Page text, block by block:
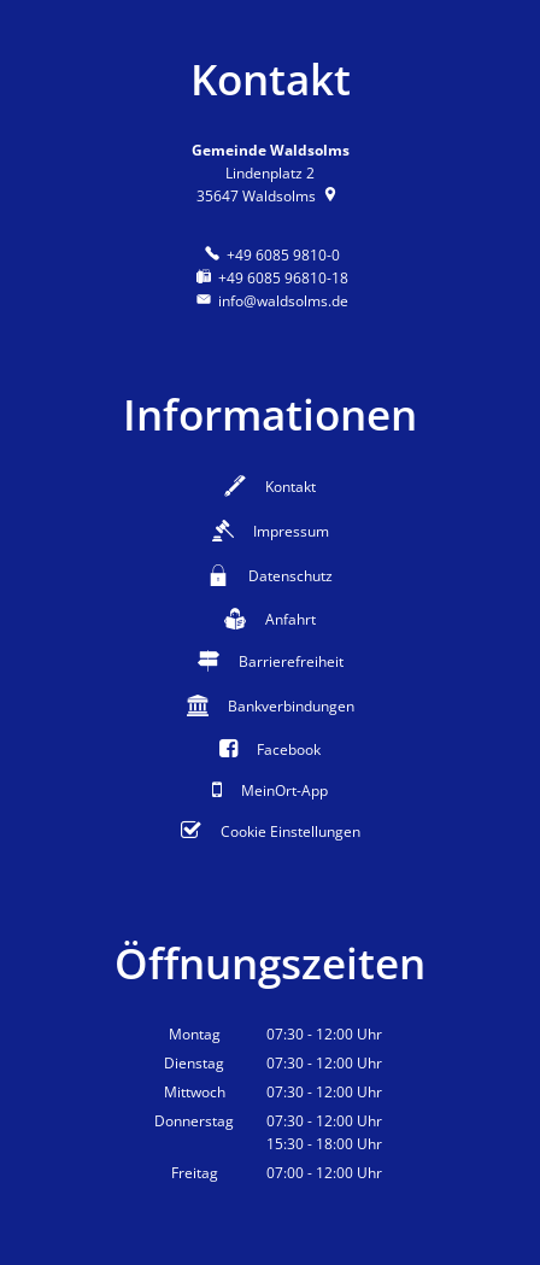
Kontakt
Gemeinde Waldsolms
Lindenplatz 2
35647 Waldsolms
+49 6085 9810-0
+49 6085 96810-18
info@waldsolms.de
Informationen
Kontakt
Impressum
Datenschutz
Anfahrt
Barrierefreiheit
Bankverbindungen
Facebook
MeinOrt-App
Cookie Einstellungen
Öffnungszeiten
Montag 07:30- 12:00 Uhr
Von 07:30 bis 12:00 Uhr
Dienstag 07:30- 12:00 Uhr
Von 07:30 bis 12:00 Uhr
Mittwoch 07:30- 12:00 Uhr
Von 07:30 bis 12:00 Uhr
Donnerstag 07:30- 12:00 Uhr
Von 07:30 bis 12:00 Uhr
15:30- 18:00 Uhr
Von 15:30 bis 18:00 Uhr
Freitag 07:00- 12:00 Uhr